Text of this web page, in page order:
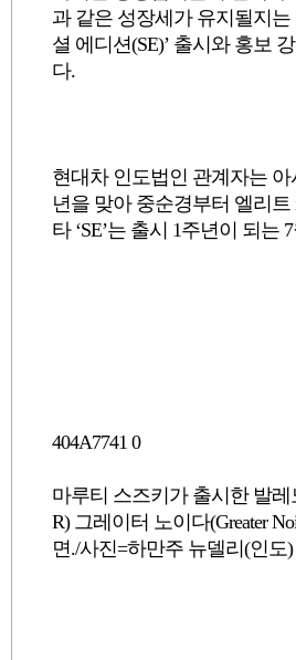
과 같은 성장세가 유지될지
셜 에디션(SE)’ 출시와 홍보
다.
현대차 인도법인 관계자는
년을 맞아 중순경부터 엘리트
타 ‘SE’는 출시 1주년이 되는
404A7741 0
마루티 스즈키가 출시한 발레
R) 그레이터 노이다(Greater
면./사진=하만주 뉴델리(인도